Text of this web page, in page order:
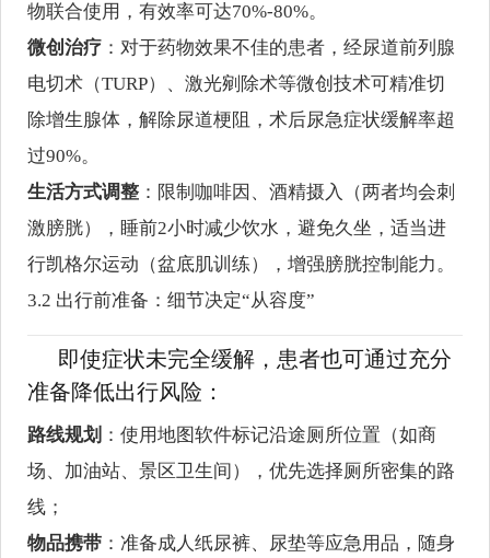
物联合使用，有效率可达70%-80%。
微创治疗 ：对于药物效果不佳的患者，经尿道前列腺
电切术（TURP）、激光剜除术等微创技术可精准切
除增生腺体，解除尿道梗阻，术后尿急症状缓解率超
过90%。
生活方式调整 ：限制咖啡因、酒精摄入（两者均会刺
激膀胱），睡前2小时减少饮水，避免久坐，适当进
行凯格尔运动（盆底肌训练），增强膀胱控制能力。
3.2 出行前准备：细节决定“从容度”
即使症状未完全缓解，患者也可通过充分
准备降低出行风险：
路线规划 ：使用地图软件标记沿途厕所位置（如商
场、加油站、景区卫生间），优先选择厕所密集的路
线；
物品携带 ：准备成人纸尿裤、尿垫等应急用品，随身